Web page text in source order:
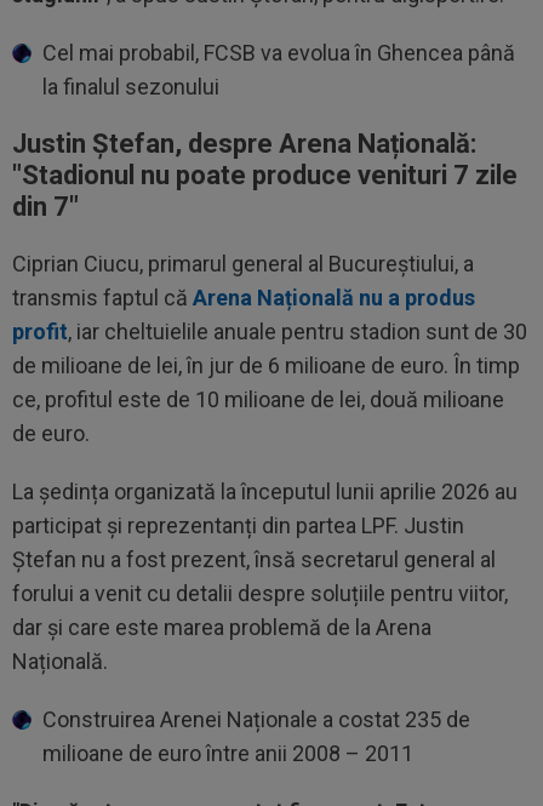
Cel mai probabil, FCSB va evolua în Ghencea până
la finalul sezonului
Justin Ștefan, despre Arena Națională:
"Stadionul nu poate produce venituri 7 zile
din 7"
Ciprian Ciucu, primarul general al Bucureștiului, a
transmis faptul că Arena Națională nu a produs
profit, iar cheltuielile anuale pentru stadion sunt de 30
de milioane de lei, în jur de 6 milioane de euro. În timp
ce, profitul este de 10 milioane de lei, două milioane
de euro.
La ședința organizată la începutul lunii aprilie 2026 au
participat și reprezentanți din partea LPF. Justin
Ștefan nu a fost prezent, însă secretarul general al
forului a venit cu detalii despre soluțiile pentru viitor,
dar și care este marea problemă de la Arena
Națională.
Construirea Arenei Naționale a costat 235 de
milioane de euro între anii 2008 – 2011